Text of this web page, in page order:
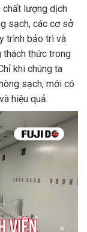
chất lượng dịch
sạch, các cơ sở
trình bảo trì và
thách thức trong
khi chúng ta
sạch, mới có
hiệu quả.